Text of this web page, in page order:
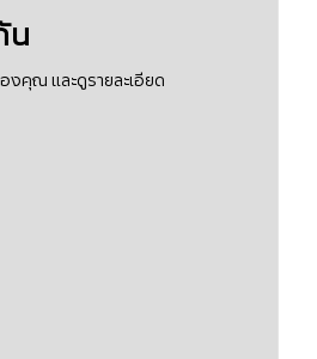
น
คุณ และดูรายละเอียด